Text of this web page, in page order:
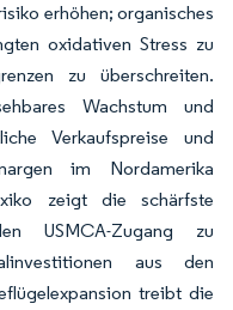
erhöhen; organisches
oxidativen Stress zu
zu überschreiten.
Wachstum und
Verkaufspreise und
im Nordamerika
zeigt die schärfste
USMCA-Zugang zu
aus den
treibt die